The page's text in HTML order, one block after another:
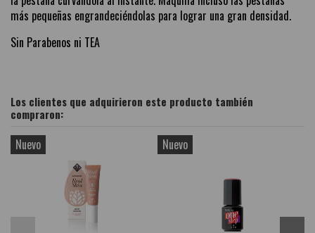
más pequeñas engrandeciéndolas para lograr una gran densidad.
Sin Parabenos ni TEA
Los clientes que adquirieron este producto también
compraron:
Nuevo Nuevo